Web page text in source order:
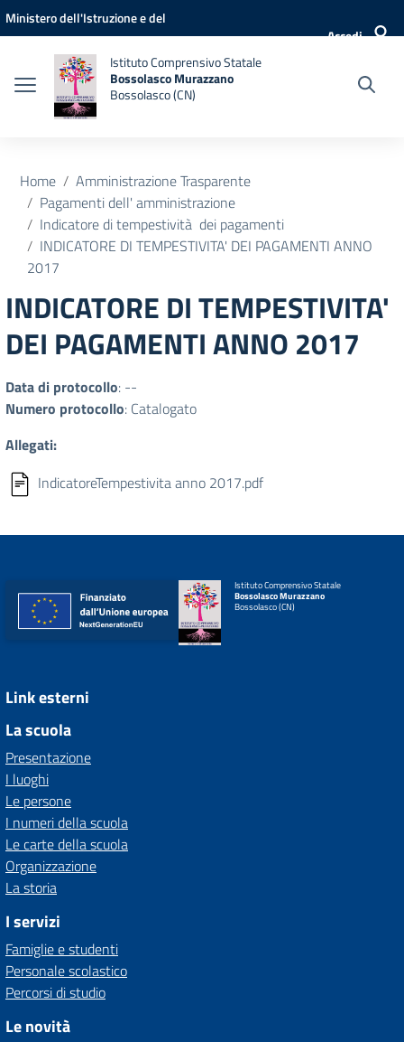
Vai ai contenuti
Vai al menu di navigazione
Vai al footer
Ministero dell'Istruzione e del
Accedi
Istituto Comprensivo Statale
Bossolasco Murazzano
Bossolasco (CN)
Home
Amministrazione Trasparente
Pagamenti dell' amministrazione
Indicatore di tempestività dei pagamenti
INDICATORE DI TEMPESTIVITA' DEI PAGAMENTI ANNO
2017
INDICATORE DI TEMPESTIVITA'
DEI PAGAMENTI ANNO 2017
Data di protocollo: --
Numero protocollo: Catalogato
Allegati:
IndicatoreTempestivita anno 2017.pdf
Istituto Comprensivo Statale
Bossolasco Murazzano
Bossolasco (CN)
Link esterni
La scuola
Presentazione
I luoghi
Le persone
I numeri della scuola
Le carte della scuola
Organizzazione
La storia
I servizi
Famiglie e studenti
Personale scolastico
Percorsi di studio
Le novità